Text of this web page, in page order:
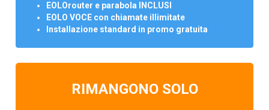
EOLOrouter e parabola INCLUSI
EOLO VOCE con chiamate illimitate
Installazione standard in promo gratuita
RIMANGONO SOLO